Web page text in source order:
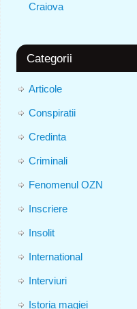
Craiova
Categorii
Articole
Conspiratii
Credinta
Criminali
Fenomenul OZN
Inscriere
Insolit
International
Interviuri
Istoria magiei